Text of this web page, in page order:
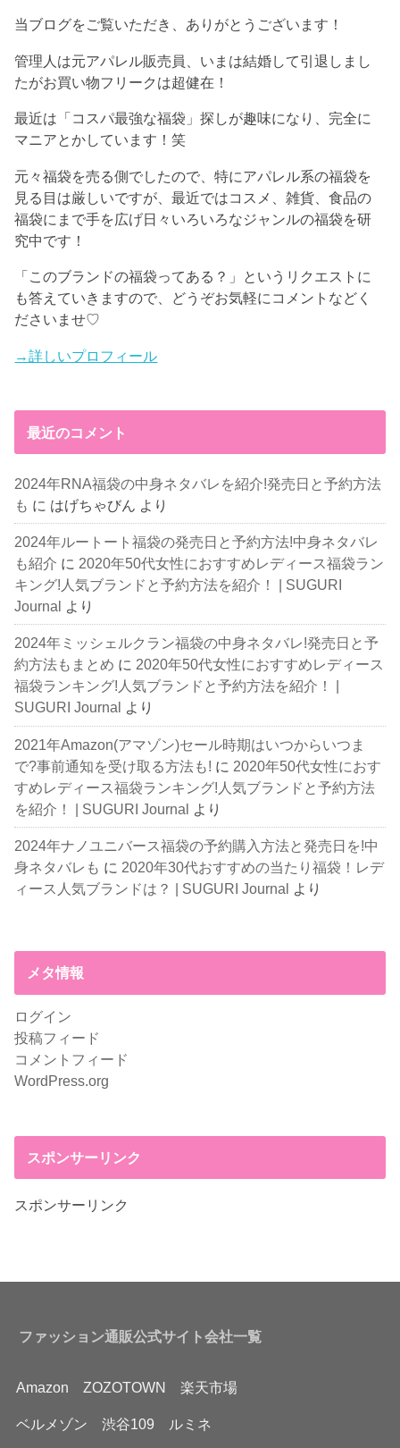
当ブログをご覧いただき、ありがとうございます！
管理人は元アパレル販売員、いまは結婚して引退しまし
たがお買い物フリークは超健在！
最近は「コスパ最強な福袋」探しが趣味になり、完全に
マニアとかしています！笑
元々福袋を売る側でしたので、特にアパレル系の福袋を
見る目は厳しいですが、最近ではコスメ、雑貨、食品の
福袋にまで手を広げ日々いろいろなジャンルの福袋を研
究中です！
「このブランドの福袋ってある？」というリクエストに
も答えていきますので、どうぞお気軽にコメントなどく
ださいませ♡
→詳しいプロフィール
最近のコメント
2024年RNA福袋の中身ネタバレを紹介!発売日と予約方法
も に はげちゃびん より
2024年ルートート福袋の発売日と予約方法!中身ネタバレ
も紹介 に 2020年50代女性におすすめレディース福袋ラン
キング!人気ブランドと予約方法を紹介！ | SUGURI
Journal より
2024年ミッシェルクラン福袋の中身ネタバレ!発売日と予
約方法もまとめ に 2020年50代女性におすすめレディース
福袋ランキング!人気ブランドと予約方法を紹介！ |
SUGURI Journal
より
2021年Amazon(アマゾン)セール時期はいつからいつま
で?事前通知を受け取る方法も! に 2020年50代女性におす
すめレディース福袋ランキング!人気ブランドと予約方法
を紹介！ | SUGURI Journal より
2024年ナノユニバース福袋の予約購入方法と発売日を!中
身ネタバレも に 2020年30代おすすめの当たり福袋！レデ
ィース人気ブランドは？ | SUGURI Journal
より
メタ情報
ログイン
投稿フィード
コメントフィード
WordPress.org
スポンサーリンク
スポンサーリンク
ファッション通販公式サイト会社一覧
Amazon ZOZOTOWN 楽天市場
ベルメゾン 渋谷109 ルミネ